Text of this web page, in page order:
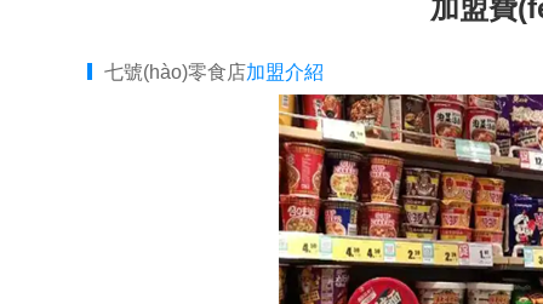
加盟費
七號(hào)零食店加盟介紹